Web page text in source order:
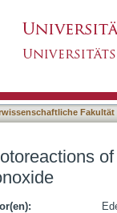
Fakultät